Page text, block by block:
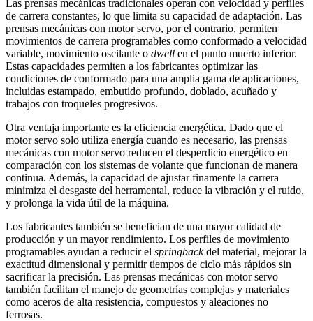
Las prensas mecánicas tradicionales operan con velocidad y perfiles
de carrera constantes, lo que limita su capacidad de adaptación. Las
prensas mecánicas con motor servo, por el contrario, permiten
movimientos de carrera programables como conformado a velocidad
variable, movimiento oscilante o dwell en el punto muerto inferior.
Estas capacidades permiten a los fabricantes optimizar las
condiciones de conformado para una amplia gama de aplicaciones,
incluidas estampado, embutido profundo, doblado, acuñado y
trabajos con troqueles progresivos.
Otra ventaja importante es la eficiencia energética. Dado que el
motor servo solo utiliza energía cuando es necesario, las prensas
mecánicas con motor servo reducen el desperdicio energético en
comparación con los sistemas de volante que funcionan de manera
continua. Además, la capacidad de ajustar finamente la carrera
minimiza el desgaste del herramental, reduce la vibración y el ruido,
y prolonga la vida útil de la máquina.
Los fabricantes también se benefician de una mayor calidad de
producción y un mayor rendimiento. Los perfiles de movimiento
programables ayudan a reducir el springbackdel material, mejorar la
exactitud dimensional y permitir tiempos de ciclo más rápidos sin
sacrificar la precisión. Las prensas mecánicas con motor servo
también facilitan el manejo de geometrías complejas y materiales
como aceros de alta resistencia, compuestos y aleaciones no
ferrosas.